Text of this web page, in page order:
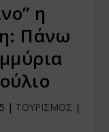
η
Πάνω
| ΤΟΥΡΙΣΜΟΣ |